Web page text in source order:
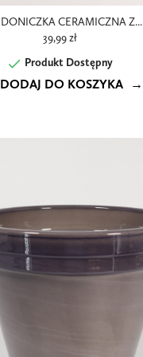
DONICZKA CERAMICZNA Z...
39,99 zł
 Produkt Dostępny
DODAJ DO KOSZYKA